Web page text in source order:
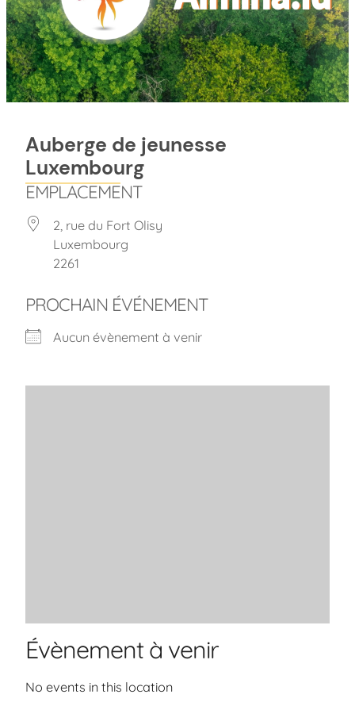
Auberge de jeunesse
Luxembourg
EMPLACEMENT
2, rue du Fort Olisy
Luxembourg
2261
PROCHAIN ÉVÉNEMENT
Aucun évènement à venir
Évènement à venir
No events in this location